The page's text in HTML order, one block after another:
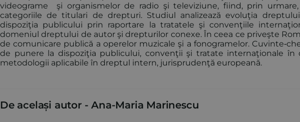
videograme şi organismelor de radio şi televiziune, fiind, prin
categoriile de titulari de drepturi. Studiul analizează evoluţia
dispoziţia publicului prin raportare la tratatele şi convenţiile
domeniul dreptului de autor şi drepturilor conexe. În ceea ce priveşte
de comunicare publică a operelor muzicale şi a fonogramelor.
de punere la dispoziţia publicului, convenţii şi tratate internaţionale
metodologii aplicabile în dreptul intern, jurisprudenţă europeană.
De același autor - Ana-Maria Marinescu